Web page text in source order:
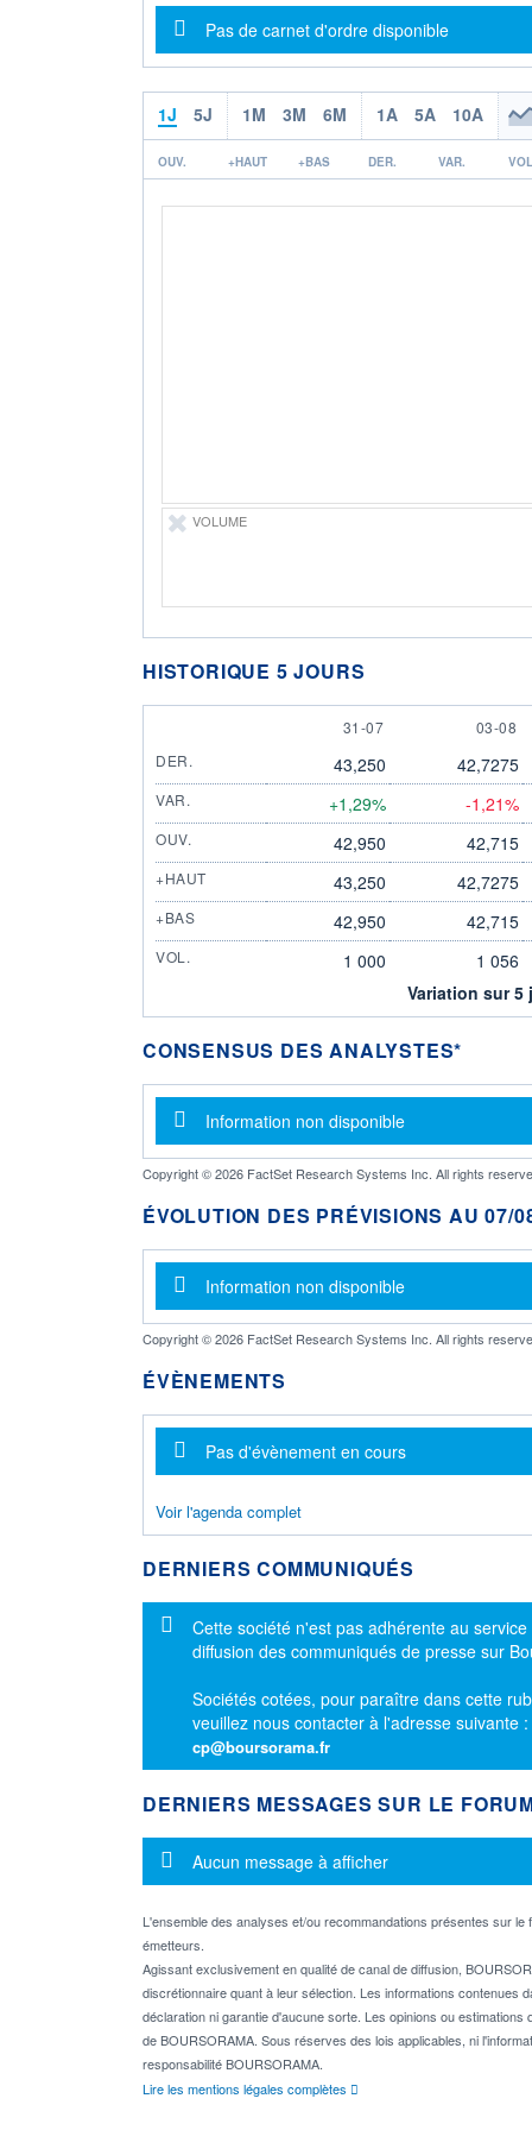
Message d'information
Pas de carnet d'ordre disponible
1J 5J 1M 3M 6M 1A 5A 10A
OUV. +HAUT +BAS DER. VAR.
VOLUME
HISTORIQUE 5 JOURS
31 JULY
31-07 3
03-08
DER.
43,250 42,7275
VAR. +1,29% -1,21%
OUV. 42,950 42,715
+HAUT 43,250 42,7275
+BAS 42,950 42,715
VOL. 1 000
1 056
Variation sur
CONSENSUS DES ANALYSTES*
Message d'information
Information non disponible
Copyright © 2026 FactSet Research Systems Inc. All rights
ÉVOLUTION DES PRÉVISIONS AU 07/
Message d'information
Information non disponible
Copyright © 2026 FactSet Research Systems Inc. All rights
ÉVÈNEMENTS
Message d'information
Pas d'évènement en cours
Voir l'agenda complet
DERNIERS COMMUNIQUÉS
Message d'information
Cette société n'est pas adhérente au service
diffusion des communiqués de presse sur
Sociétés cotées, pour paraître dans cette
veuillez nous contacter à l'adresse suivante :
cp@boursorama.fr
DERNIERS MESSAGES SUR LE
Message d'information
Aucun message à afficher
L'ensemble des analyses et/ou recommandations présentes sur
émetteurs.
Agissant exclusivement en qualité de canal de diffusion,
discrétionnaire quant à leur sélection. Les informations
déclaration ni garantie d'aucune sorte. Les opinions ou
de BOURSORAMA. Sous réserves des lois applicables, ni
responsabilité BOURSORAMA.
Lire les mentions légales complètes